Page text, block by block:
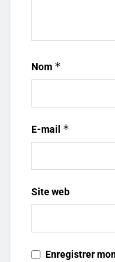
Nom *
E-mail *
Site web
Enregistrer